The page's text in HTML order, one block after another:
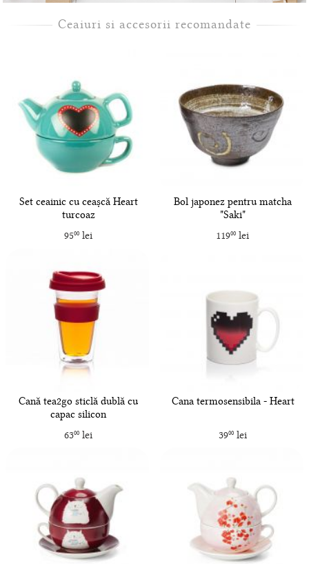
Ceaiuri si accesorii recomandate
Set ceainic cu ceașcă Heart
turcoaz
9500lei
Bol japonez pentru matcha
"Saki"
11900 lei
Cană tea2go sticlă dublă cu
capac silicon
6300lei
Cana termosensibila - Heart
3900lei